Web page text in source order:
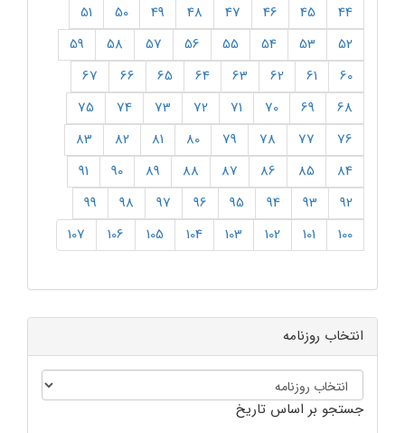
انتخاب روزنامه
جستجو بر اساس تاریخ
44
45
46
47
48
49
50
51
52
53
54
55
56
57
58
59
60
61
62
63
64
65
66
67
68
69
70
71
72
73
74
75
76
77
78
79
80
81
82
83
84
85
86
87
88
89
90
91
92
93
94
95
96
97
98
99
100
101
102
103
104
105
106
107